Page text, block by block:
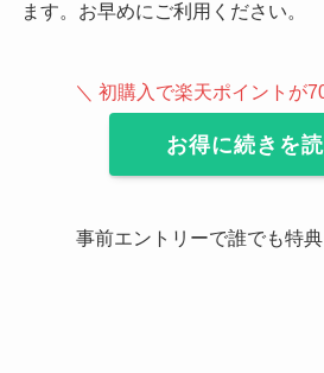
ます。お早めにご利用ください。
＼ 初購入で楽天ポイントが
お得に続きを
事前エントリーで誰でも特